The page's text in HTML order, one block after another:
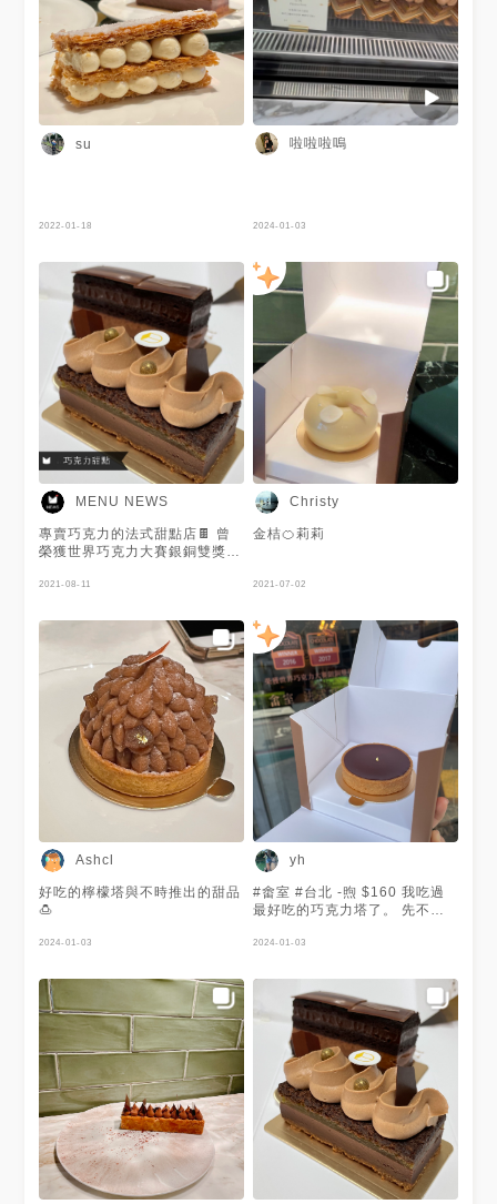
得黑咖啡☕️就是百搭甜點呀！ 座
位超少！強烈建議訂位以免向
隅。 #巧克力 #下午茶 #甜點 #
蛋糕 #東區 #茶飲 #文青 #烈酒
#人氣 #經典
su
2022-01-18
啦啦啦嗚
2024-01-03
MENU NEWS
專賣巧克力的法式甜點店🍫 曾
榮獲世界巧克力大賽銀銅雙獎🏆
足巧克力控！😍 甜味有多種層
餡絲滑！🥰 目前內部裝潢中🔧
僅供官網訂購夾心巧克力禮盒
🧡
2021-08-11
Christy
金桔🍊莉莉
2021-07-02
Ashcl
好吃的檸檬塔與不時推出的甜品
🍮
2024-01-03
yh
#畬室 #台北 -煦 $160 我吃過
最好吃的巧克力塔了。 先不要
大獎，它的塔皮本身就已經贏過
輕薄酥脆。 巧克力絲滑，吃的
是沒有酒味的巧克力版本，巧克
力前段是蜂蜜的甜味，中後段是
微微的果酸和甜味。是一顆味蕾
的奢華享受，以這個品質而言價
錢非常值得，小小一顆卻是頂級
的滋味！
2024-01-03